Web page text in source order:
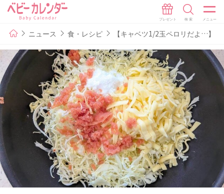
ニュース 食・レシピ 【キャベツ1/2玉ペロリだよ…】